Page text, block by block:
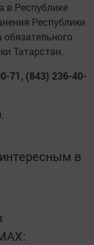
в Республике
Республики
Татарстан.
71, (843) 236-40-
в